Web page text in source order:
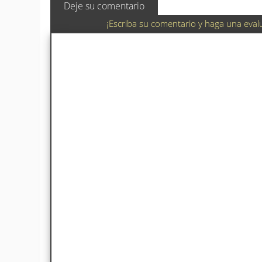
Deje su comentario
¡Escriba su comentario y haga una